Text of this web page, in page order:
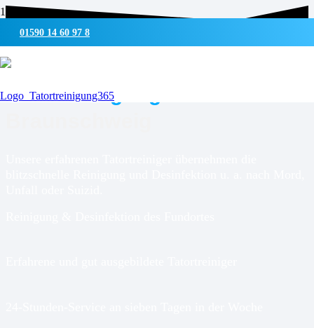
01590 14 60 97 8
UMWELTSCHONENDE REINIGUNG & DESINFEKTION
Tatortreinigung für